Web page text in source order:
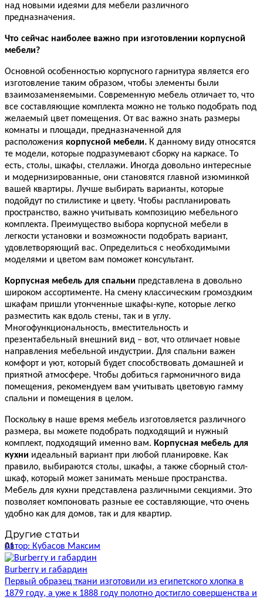
над новыми идеями для мебели различного
предназначения.
Что сейчас наиболее важно при изготовлении корпусной
мебели?
Основной особенностью корпусного гарнитура является его
изготовление таким образом, чтобы элементы были
взаимозаменяемыми. Современную мебель отличает то, что
все составляющие комплекта можно не только подобрать под
желаемый цвет помещения. От вас важно знать размеры
комнаты и площади, предназначенной для
расположения корпусной мебели. К данному виду относятся
те модели, которые подразумевают сборку на каркасе. То
есть, столы, шкафы, стеллажи. Иногда довольно интересные
и модернизированные, они становятся главной изюминкой
вашей квартиры. Лучше выбирать варианты, которые
подойдут по стилистике и цвету. Чтобы распланировать
пространство, важно учитывать композицию мебельного
комплекта. Преимущество выбора корпусной мебели в
легкости установки и возможности подобрать вариант,
удовлетворяющий вас. Определиться с необходимыми
моделями и цветом вам поможет консультант.
Корпусная мебель для спальни представлена в довольно
широком ассортименте. На смену классическим громоздким
шкафам пришли утонченные шкафы-купе, которые легко
разместить как вдоль стены, так и в углу.
Многофункциональность, вместительность и
презентабельный внешний вид – вот, что отличает новые
направления мебельной индустрии. Для спальни важен
комфорт и уют, который будет способствовать домашней и
приятной атмосфере. Чтобы добиться гармоничного вида
помещения, рекомендуем вам учитывать цветовую гамму
спальни и помещения в целом.
Поскольку в наше время мебель изготовляется различного
размера, вы можете подобрать подходящий и нужный
комплект, подходящий именно вам. Корпусная мебель для
кухни идеальный вариант при любой планировке. Как
правило, выбираются столы, шкафы, а также сборный стол-
шкаф, который может занимать меньше пространства.
Мебель для кухни представлена различными секциями. Это
позволяет компоновать разные ее составляющие, что очень
удобно как для домов, так и для квартир.
Другие статьи
01
Автор: Кубасов Максим
Burberry и габардин
Первый образец ткани изготовили из египетского хлопка в
1879 году, а уже к 1888 году полотно достигло совершенства и